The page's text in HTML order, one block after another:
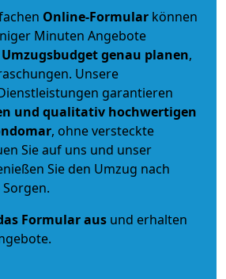
Online-Formular können
Minuten Angebote
Umzugsbudgetgenau planen,
Unsere
garantieren
und qualitativ hochwertigen
, ohne versteckte
Sie auf uns und unser
Sie den Umzug nach
Formular aus und erhalten